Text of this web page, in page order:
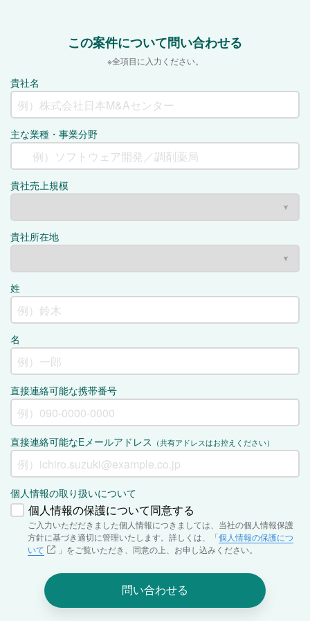
この案件について問い合わせる
※全項目に入力ください。
貴社名
主な業種・事業分野
貴社売上規模
貴社所在地
姓
名
直接連絡可能な携帯番号
直接連絡可能なEメールアドレス （共有アドレスはお控えください）
個人情報の取り扱いについて
個人情報の保護について同意する
ご入力いただだきました個人情報につきましては、当社の個人情報保護
方針に基づき適切に管理いたします。詳しくは、「個人情報の保護につ
いて
」をご覧いただき、同意の上、お申し込みください。
問い合わせる